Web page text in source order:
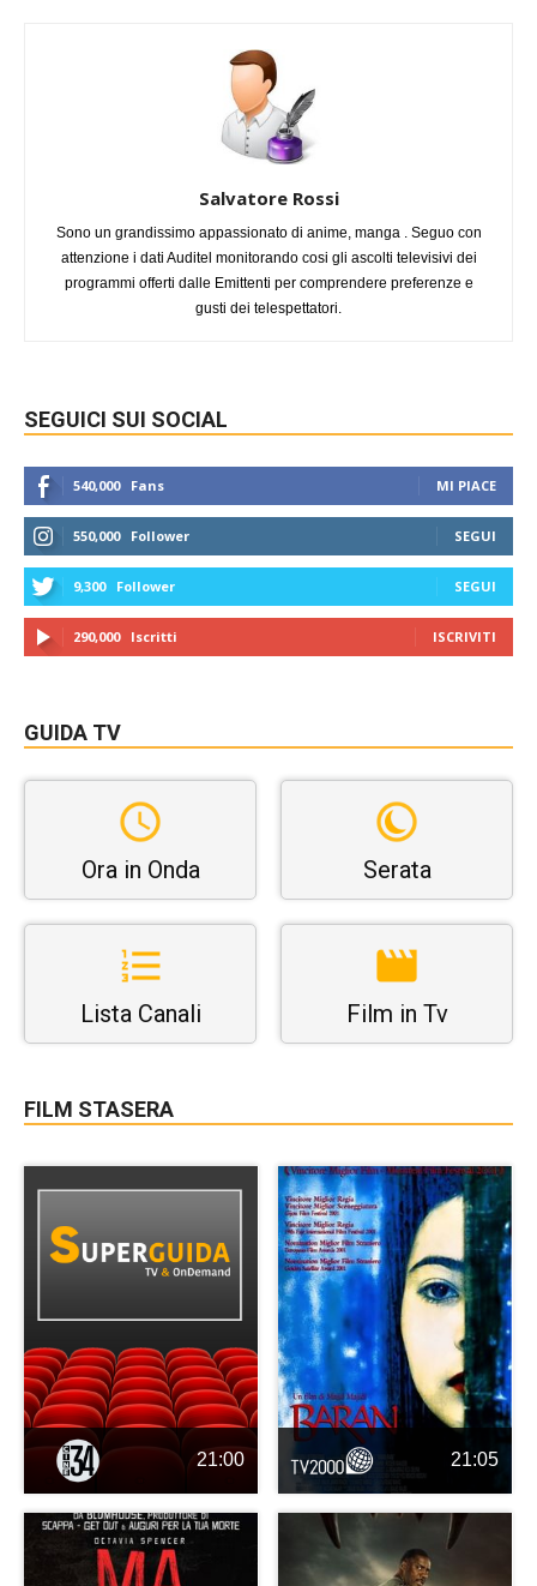
Salvatore Rossi
Sono un grandissimo appassionato di anime, manga . Seguo con
attenzione i dati Auditel monitorando cosi gli ascolti televisivi dei
programmi offerti dalle Emittenti per comprendere preferenze e
gusti dei telespettatori.
SEGUICI SUI SOCIAL
540,000 Fans MI PIACE
550,000 Follower SEGUI
9,300 Follower SEGUI
290,000 Iscritti ISCRIVITI
GUIDA TV
Ora in Onda Serata
Lista Canali Film in Tv
FILM STASERA
21:00 21:05